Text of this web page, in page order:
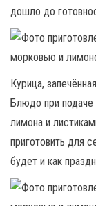
дошло до
Курица,
Блюдо при
лимона и
приготовить для
будет и как